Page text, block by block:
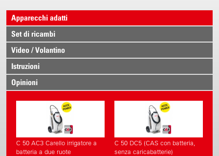
Apparecchi adatti
Set di ricambi
Video / Volantino
Istruzioni
Opinioni
C 50 AC3 Carello irrigatore a
batteria a due ruote
C 50 DC5 (CAS con batteria,
senza caricabatterie)